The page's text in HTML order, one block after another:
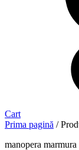
Cart
Prima pagină /
manopera marmura